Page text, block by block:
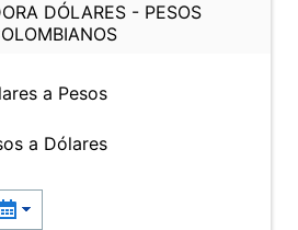
DÓLARES - PESOS
a Pesos
a Dólares